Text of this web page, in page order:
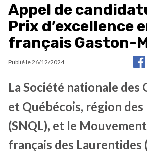
Appel de
Prix d’excellence
français Gaston-
Publié le26/12/2024
La Société nationale des
et Québécois, région
(SNQL), et le
français des Laurentides